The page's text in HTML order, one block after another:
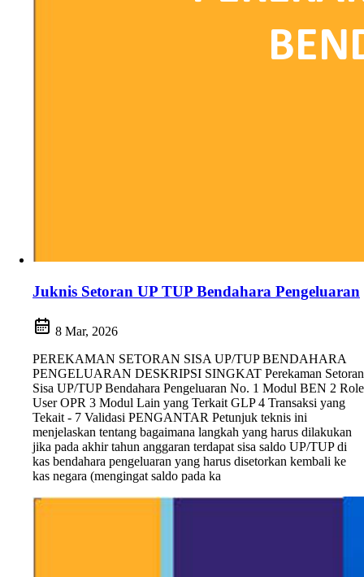
Juknis Setoran UP TUP Bendahara Pengeluaran
8 Mar, 2026
PEREKAMAN SETORAN SISA UP/TUP BENDAHARA
PENGELUARAN DESKRIPSI SINGKAT Perekaman Setoran
Sisa UP/TUP Bendahara Pengeluaran No. 1 Modul BEN 2 Role
User OPR 3 Modul Lain yang Terkait GLP 4 Transaksi yang
Tekait - 7 Validasi PENGANTAR Petunjuk teknis ini
menjelaskan tentang bagaimana langkah yang harus dilakukan
jika pada akhir tahun anggaran terdapat sisa saldo UP/TUP di
kas bendahara pengeluaran yang harus disetorkan kembali ke
kas negara (mengingat saldo pada ka